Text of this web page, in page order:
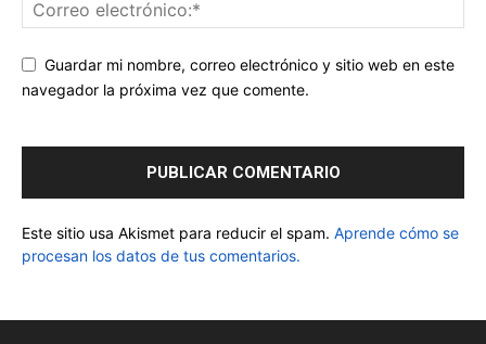
Guardar mi nombre, correo electrónico y sitio web en este
navegador la próxima vez que comente.
Este sitio usa Akismet para reducir el spam. Aprende cómo se
procesan los datos de tus comentarios.